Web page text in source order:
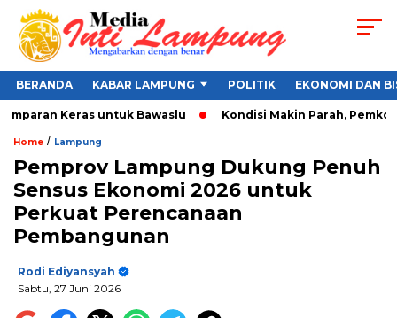
BERANDA KABAR LAMPUNG POLITIK EKONOMI DAN
Keras untuk Bawaslu Kondisi Makin Parah, Pemkot
Home / Lampung
Pemprov Lampung Dukung Penuh
Sensus Ekonomi 2026 untuk
Perkuat Perencanaan
Pembangunan
Rodi Ediyansyah
Sabtu, 27 Juni 2026